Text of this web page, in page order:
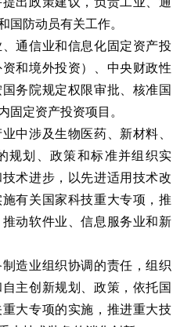
国防动员有关工作。
信业和信息化固定资产投
和境外投资）、中央财政性
务院规定权限审批、核准国
固定资产投资项目。
涉及生物医药、新材料、
规划、政策和标准并组织实
术进步，以先进适用技术改
有关国家科技重大专项，推
动软件业、信息服务业和新
业组织协调的责任，组织
主创新规划、政策，依托国
大专项的实施，推进重大技